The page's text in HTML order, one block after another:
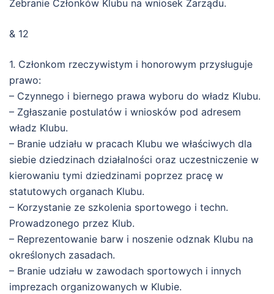
Zebranie Członków Klubu na wniosek Zarządu.
& 12
1. Członkom rzeczywistym i honorowym przysługuje
prawo:
– Czynnego i biernego prawa wyboru do władz Klubu.
– Zgłaszanie postulatów i wniosków pod adresem
władz Klubu.
– Branie udziału w pracach Klubu we właściwych dla
siebie dziedzinach działalności oraz uczestniczenie w
kierowaniu tymi dziedzinami poprzez pracę w
statutowych organach Klubu.
– Korzystanie ze szkolenia sportowego i techn.
Prowadzonego przez Klub.
– Reprezentowanie barw i noszenie odznak Klubu na
określonych zasadach.
– Branie udziału w zawodach sportowych i innych
imprezach organizowanych w Klubie.